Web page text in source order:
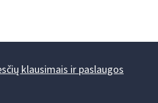
klausimais ir paslaugos